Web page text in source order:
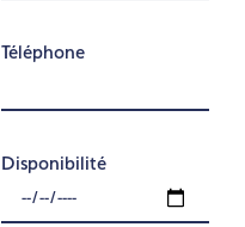
Téléphone
Disponibilité